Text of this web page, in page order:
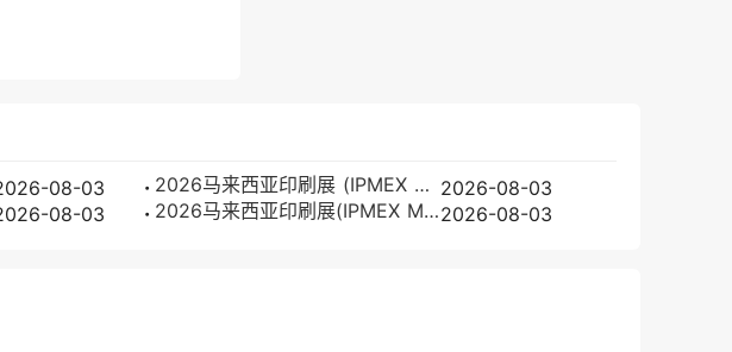
08-03 2026马来西亚印刷展 (IPMEX Malaysia)观众预登记正式开启，精彩即将登场！ 2026-08-03
08-03 2026马来西亚印刷展(IPMEX Malaysia)时间表及地点2026-08-03